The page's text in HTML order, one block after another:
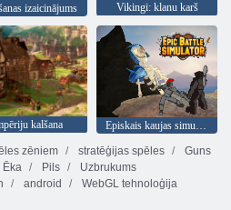
izaicinājums Vikingi: klanu karš
kalšana
Episkais kaujas simulators
zēniem stratēģijas spēles
Guns
Ēka Pils
Uzbrukums
android WebGL tehnoloģija